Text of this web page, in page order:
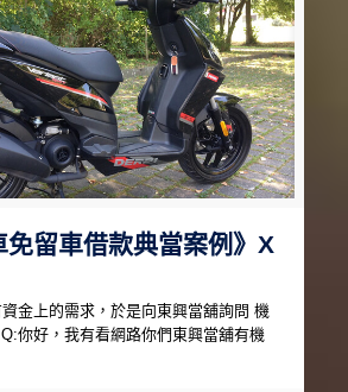
免留車借款典當案例》X
金上的需求，於是向東興當舖詢問 機
你好，我有看網路你們東興當舖有機